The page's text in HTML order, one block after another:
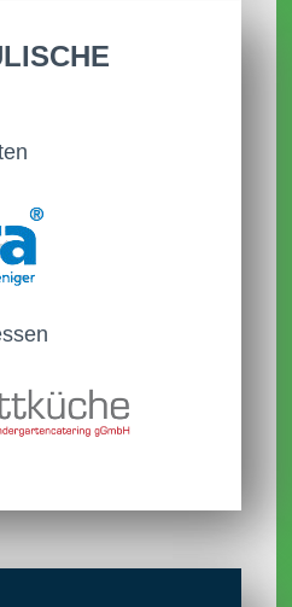
wurde